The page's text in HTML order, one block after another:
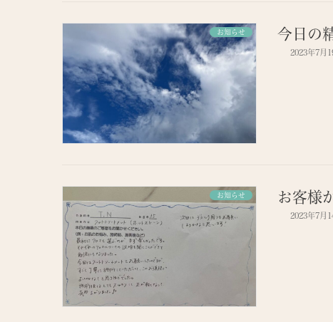
お知らせ 今日の
2023年7月
お知らせ お客様
2023年7月